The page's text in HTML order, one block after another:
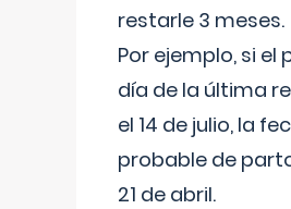
restarle 3 meses.
Por ejemplo, si el
día de la última
el 14 de julio, la
probable de
21 de abril.